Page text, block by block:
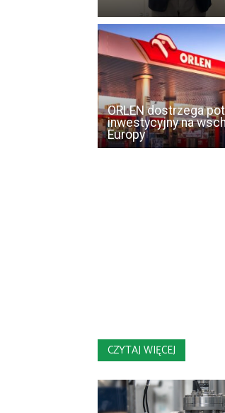
ORLEN dostrzega
inwestycyjny na
Europy
CZYTAJ WIĘCEJ